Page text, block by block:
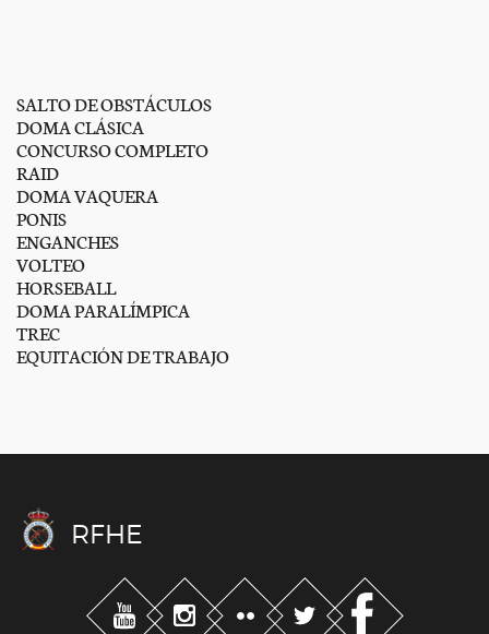
SALTO DE OBSTÁCULOS
DOMA CLÁSICA
CONCURSO COMPLETO
RAID
DOMA VAQUERA
PONIS
ENGANCHES
VOLTEO
HORSEBALL
DOMA PARALÍMPICA
TREC
EQUITACIÓN DE TRABAJO
RFHE